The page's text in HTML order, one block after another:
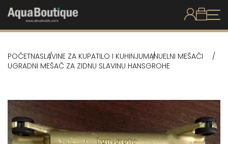
POČETNASLAVINE ZA KUPATILO I KUHINJUMANUELNI MEŠAČI
UGRADNI MEŠAČ ZA ZIDNU SLAVINU HANSGROHE